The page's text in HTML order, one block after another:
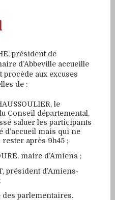
président de
d’Abbeville accueille
procède aux excuses
de :
le
Conseil départemental,
saluer les participants
d’accueil mais qui ne
rester après 9h45 ;
maire d’Amiens ;
président d’Amiens-
des parlementaires.